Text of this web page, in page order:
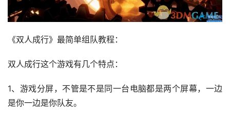
《双人成行》最简单组队教程：
双人成行这个游戏有几个特点：
1、游戏分屏，不管是不是同一台电脑都是两个屏幕，一边
是你一边是你队友。